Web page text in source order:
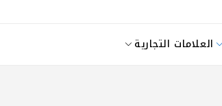
العلامات التجارية